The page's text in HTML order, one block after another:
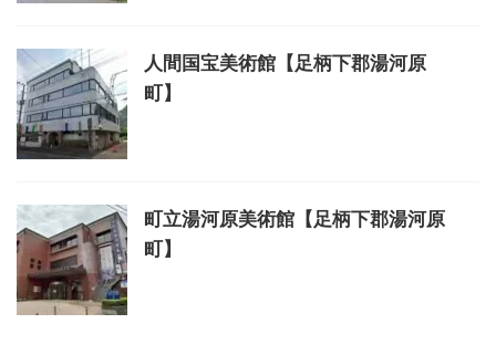
人間国宝美術館【足柄下郡湯河原
町】
町立湯河原美術館【足柄下郡湯河原
町】